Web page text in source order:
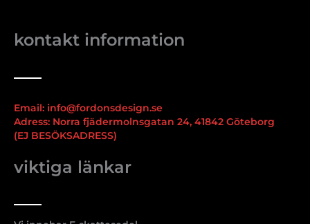
kontakt information
Email: info@fordonsdesign.se
Adress: Norra fjädermolnsgatan 24, 41842 Göteborg
(EJ BESÖKSADRESS)
viktiga länkar